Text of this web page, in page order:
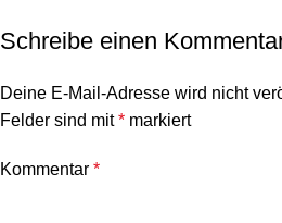
Schreibe einen
Deine E-Mail-Adresse wird nicht
Felder sind mit* markiert
Kommentar *